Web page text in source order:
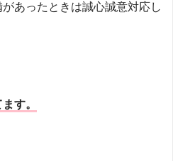
あったときは誠心誠意対応し
す。